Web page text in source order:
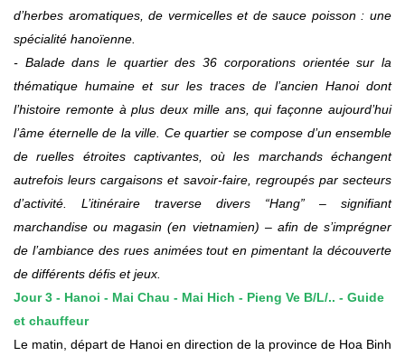
d’herbes aromatiques, de vermicelles et de sauce poisson : une
spécialité hanoïenne.
- Balade dans le quartier des 36 corporations orientée sur la
thématique humaine et sur les traces de l’ancien Hanoi dont
l’histoire remonte à plus deux mille ans, qui façonne aujourd’hui
l’âme éternelle de la ville. Ce quartier se compose d’un ensemble
de ruelles étroites captivantes, où les marchands échangent
autrefois leurs cargaisons et savoir-faire, regroupés par secteurs
d’activité. L’itinéraire traverse divers “Hang” – signifiant
marchandise ou magasin (en vietnamien) – afin de s’imprégner
de l’ambiance des rues animées tout en pimentant la découverte
de différents défis et jeux.
Jour3 - Hanoi - Mai Chau - Mai Hich - Pieng Ve B/L/.. - Guide
et chauffeur
Le matin, départ de Hanoi en direction de la province de Hoa Binh